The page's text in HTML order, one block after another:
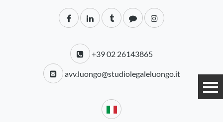
+39 02 26143865
avv.luongo@studiolegaleluongo.it